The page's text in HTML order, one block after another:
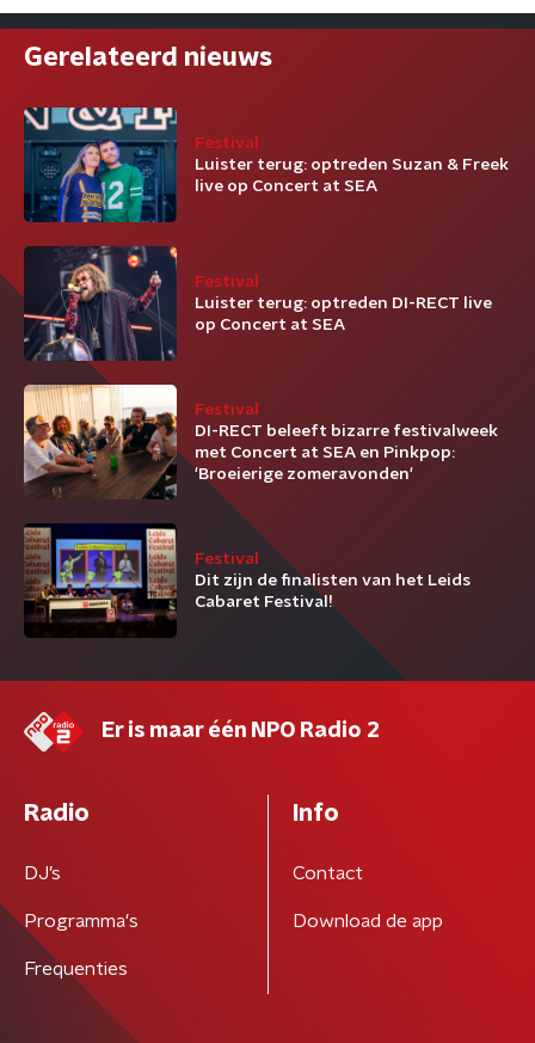
Gerelateerd nieuws
Festival
Luister terug: optreden Suzan & Freek
live op Concert at SEA
Festival
Luister terug: optreden DI-RECT live
op Concert at SEA
Festival
DI-RECT beleeft bizarre festivalweek
met Concert at SEA en Pinkpop:
'Broeierige zomeravonden'
Festival
Dit zijn de finalisten van het Leids
Cabaret Festival!
Er is maar één NPO Radio 2
Radio
DJ’s
Programma's
Frequenties
Info
Contact
Download de app